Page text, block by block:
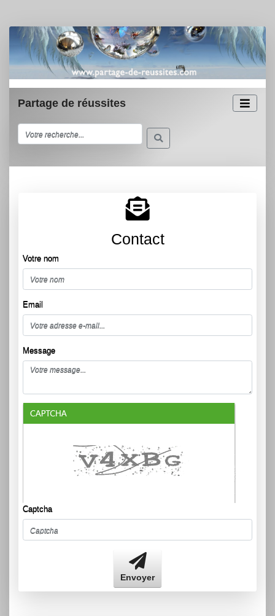
Partage de réussites
Contact
Votre nom
Email
Message
Captcha
Envoyer